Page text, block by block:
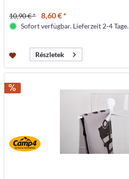
10,90 € * 8,60 € *
Sofort verfügbar. Lieferzeit 2-4 Tage.
Részletek